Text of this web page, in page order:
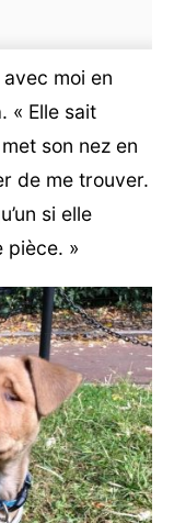
moi en
« Elle sait
son nez en
de me trouver.
si elle
pièce. »